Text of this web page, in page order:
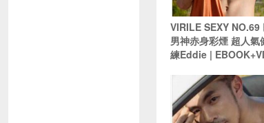
VIRILE SEXY NO.69
男神赤身彩煙 超人氣
練Eddie |